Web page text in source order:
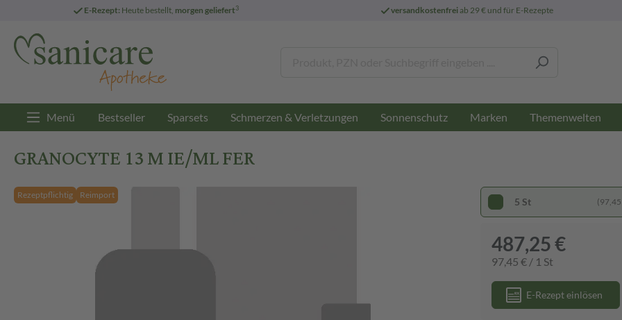
E-Rezept: Heute bestellt, morgen geliefert3 versandkostenfreiab 29 € und für E-Rezepte
Menü Bestseller Sparsets Schmerzen & Verletzungen Sonnenschutz Marken Themenwelten
GRANOCYTE 13 M IE/ML FER
Rezeptpflichtig Reimport
5 St (97,45
487,25 €
97,45 € / 1 St
E-Rezept einlösen